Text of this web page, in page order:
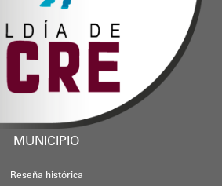
MUNICIPIO
Reseña histórica